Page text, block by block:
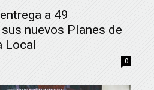
a 49
nuevos Planes de
Local
0